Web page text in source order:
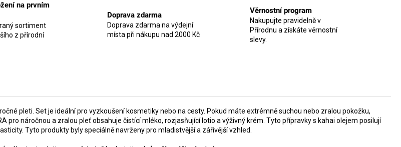
na prvním
sortiment
z přírodní
Doprava zdarma
Doprava zdarma na výdejní
místa při nákupu nad 2000 Kč
Věrnostní program
Nakupujte pravidelně v
Přírodnu a získáte věrnostní
slevy.
pleti. Set je ideální pro vyzkoušení kosmetiky nebo na cesty. Pokud máte extrémně suchou nebo zralou pokožku,
pro náročnou a zralou pleť obsahuje čistící mléko, rozjasňující lotio a výživný krém. Tyto přípravky s kahai olejem posilují
Tyto produkty byly speciálně navrženy pro mladistvější a zářivější vzhled.